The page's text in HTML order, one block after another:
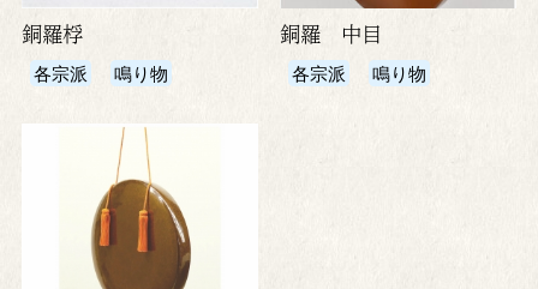
銅羅桴
各宗派 鳴り物
銅羅 中目
各宗派 鳴り物